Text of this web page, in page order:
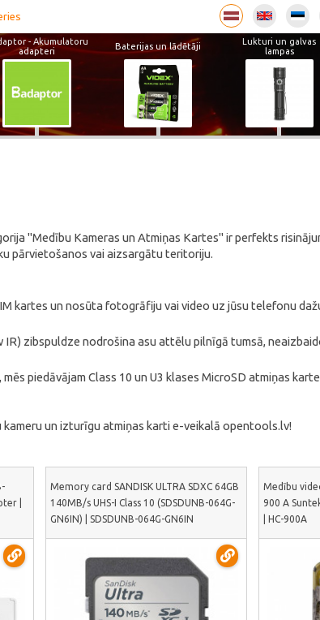
- Akumulatoru
adapteri
Baterijas un lādētāji
Lukturi un galvas
lampas
"Medību Kameras un Atmiņas Kartes" ir perfekts
pārvietošanos vai aizsargātu teritoriju.
kartes un nosūta fotogrāfiju vai video uz jūsu telefonu
zibspuldze nodrošina asu attēlu pilnīgā tumsā,
piedāvājam Class 10 un U3 klases MicroSD atmiņas
un izturīgu atmiņas karti e-veikalā opentools.lv!
|
Memory card SANDISK ULTRA SDXC 64GB
140MB/s UHS-I Class 10 (SDSDUNB-064G-
GN6IN) | SDSDUNB-064G-GN6IN
Medību
900 A
| HC-900A